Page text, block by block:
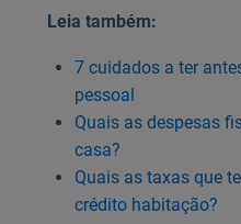
Leia também:
7 cuidados a ter
pessoal
Quais as despesas
casa?
Quais as taxas que
crédito habitação?